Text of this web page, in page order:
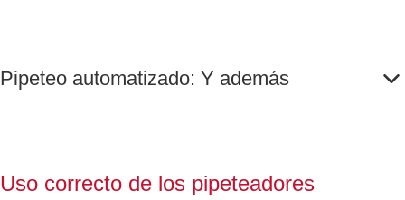
Pipeteo automatizado: Y además
Uso correcto de los pipeteadores